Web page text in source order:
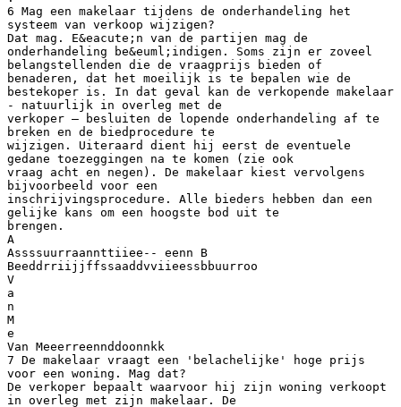
6 Mag een makelaar tijdens de onderhandeling het
systeem van verkoop wijzigen?
Dat mag. E&eacute;n van de partijen mag de
onderhandeling be&euml;indigen. Soms zijn er zoveel
belangstellenden die de vraagprijs bieden of
benaderen, dat het moeilijk is te bepalen wie de
bestekoper is. In dat geval kan de verkopende makelaar
- natuurlijk in overleg met de
verkoper – besluiten de lopende onderhandeling af te
breken en de biedprocedure te
wijzigen. Uiteraard dient hij eerst de eventuele
gedane toezeggingen na te komen (zie ook
vraag acht en negen). De makelaar kiest vervolgens
bijvoorbeeld voor een
inschrijvingsprocedure. Alle bieders hebben dan een
gelijke kans om een hoogste bod uit te
brengen.
A
Assssuurraannttiiee-- eenn B
Beeddrriijjffssaaddvviieessbbuurroo
V
a
n
M
e
Van Meeerreennddoonnkk
7 De makelaar vraagt een 'belachelijke' hoge prijs
voor een woning. Mag dat?
De verkoper bepaalt waarvoor hij zijn woning verkoopt
in overleg met zijn makelaar. De